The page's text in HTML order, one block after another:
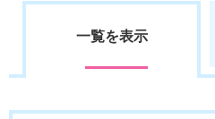
一覧を表示